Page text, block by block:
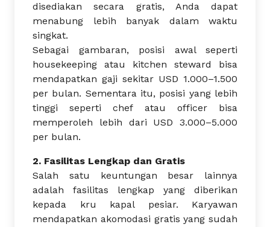
disediakan secara gratis, Anda dapat
menabung lebih banyak dalam waktu
singkat.
Sebagai gambaran, posisi awal seperti
housekeeping atau kitchen steward bisa
mendapatkan gaji sekitar USD 1.000–1.500
per bulan. Sementara itu, posisi yang lebih
tinggi seperti chef atau officer bisa
memperoleh lebih dari USD 3.000–5.000
per bulan.
2. Fasilitas Lengkap dan Gratis
Salah satu keuntungan besar lainnya
adalah fasilitas lengkap yang diberikan
kepada kru kapal pesiar. Karyawan
mendapatkan akomodasi gratis yang sudah